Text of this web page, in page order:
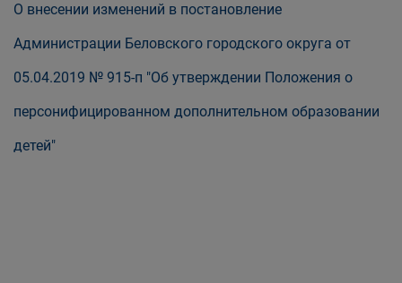
О внесении изменений в постановление
Администрации Беловского городского округа от
05.04.2019 № 915-п "Об утверждении Положения о
персонифицированном дополнительном образовании
детей"